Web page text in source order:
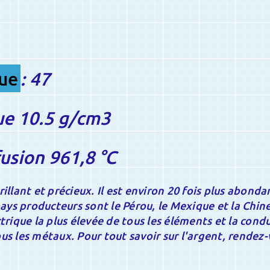
: 47
10.5 g/cm3
961,8 °C
et précieux. Il est environ 20 fois plus
producteurs sont le Pérou, le Mexique et la
la plus élevée de tous les éléments et la
les métaux. Pour tout savoir sur l'argent, rendez-